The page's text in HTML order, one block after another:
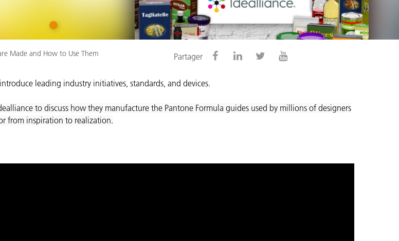
Papier
Matériaux de Construction
1
Made and How to Use Them Partager
leading industry initiatives, standards, and devices.
to discuss how they manufacture the Pantone Formula guides used by millions of designers
from inspiration to realization.